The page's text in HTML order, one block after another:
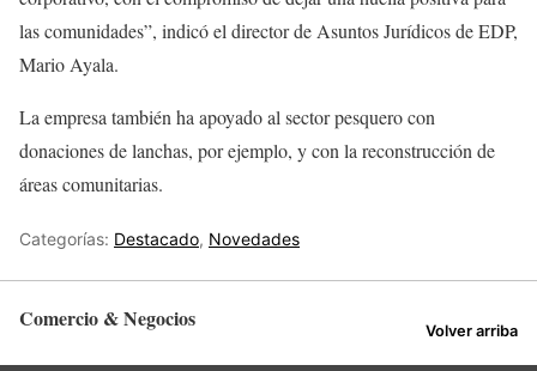
las comunidades”, indicó el director de Asuntos Jurídicos de EDP,
Mario Ayala.
La empresa también ha apoyado al sector pesquero con
donaciones de lanchas, por ejemplo, y con la reconstrucción de
áreas comunitarias.
Categorías: Destacado, Novedades
Comercio & Negocios Volver arriba